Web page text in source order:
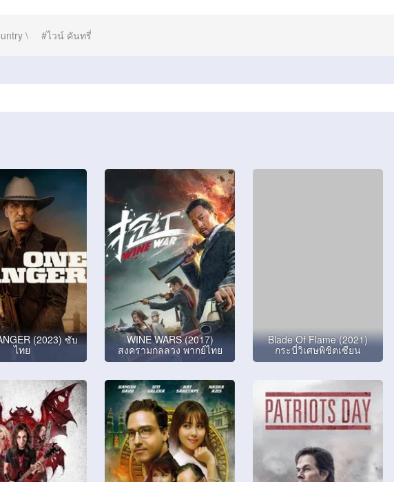
\ ไวน์ คันทรี่
(2023) ซับ
ไทย
WINE WARS (2017)
สงครามกลลวง พากย์ไทย
Blade Of Flame (2021)
กระบี่วิเศษพิชิตเซียน